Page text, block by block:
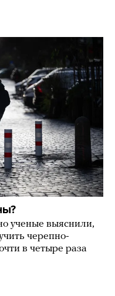
ученые выяснили,
черепно-
в четыре раза